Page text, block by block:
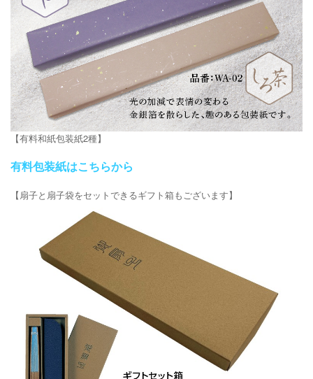
【有料和紙包装紙2種】
有料包装紙はこちらから
【扇子と扇子袋をセットできるギフト箱もございます】